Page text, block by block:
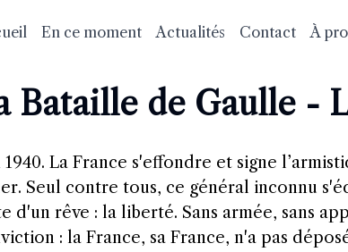
En ce moment Actualités Contact À
Bataille de Gaulle -
1940. La France s'effondre et signe
Seul contre tous, ce général inconnu
d'un rêve : la liberté. Sans armée, sans
: la France, sa France, n'a pas